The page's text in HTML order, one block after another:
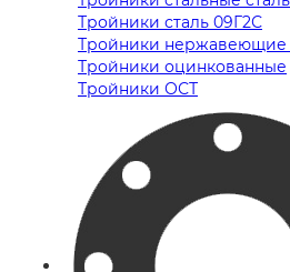
Тройники сталь 09Г2С
Тройники нержавеющие
Тройники оцинкованные
Тройники ОСТ